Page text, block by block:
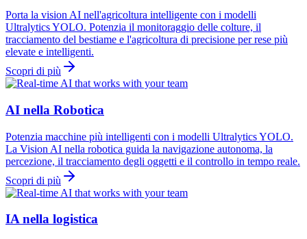
Porta la vision AI nell'agricoltura intelligente con i modelli
Ultralytics YOLO. Potenzia il monitoraggio delle colture, il
tracciamento del bestiame e l'agricoltura di precisione per rese più
elevate e intelligenti.
Scopri di più
AI nella Robotica
Potenzia macchine più intelligenti con i modelli Ultralytics YOLO.
La Vision AI nella robotica guida la navigazione autonoma, la
percezione, il tracciamento degli oggetti e il controllo in tempo reale.
Scopri di più
IA nella logistica